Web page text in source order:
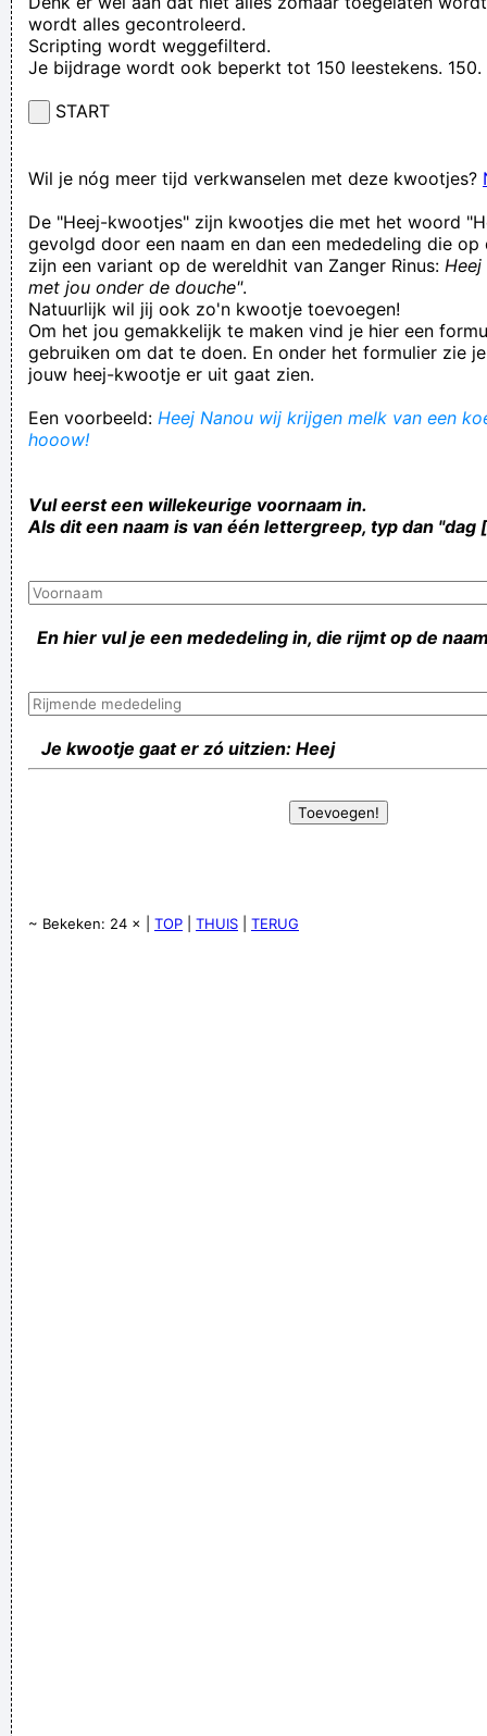
wordt alles gecontroleerd.
Scripting wordt weggefilterd.
Je bijdrage wordt ook beperkt tot 150 leestekens. 150.
START
Wil je nóg meer tijd verkwanselen met deze kwootjes?
De "Heej-kwootjes" zijn kwootjes die met het woord
gevolgd door een naam en dan een mededeling die op
zijn een variant op de wereldhit van Zanger Rinus:
met jou onder de douche".
Natuurlijk wil jij ook zo'n kwootje toevoegen!
Om het jou gemakkelijk te maken vind je hier een
gebruiken om dat te doen. En onder het formulier zie
jouw heej-kwootje er uit gaat zien.
Een voorbeeld: Heej Nanou wij krijgen melk van een
hooow!
Vul eerst een willekeurige voornaam in.
Als dit een naam is van één lettergreep, typ dan "dag
En hier vul je een mededeling in, die rijmt op de
Je kwootje gaat er zó uitzien: Heej
~ Bekeken: 24 × | TOP THUIS TERUG